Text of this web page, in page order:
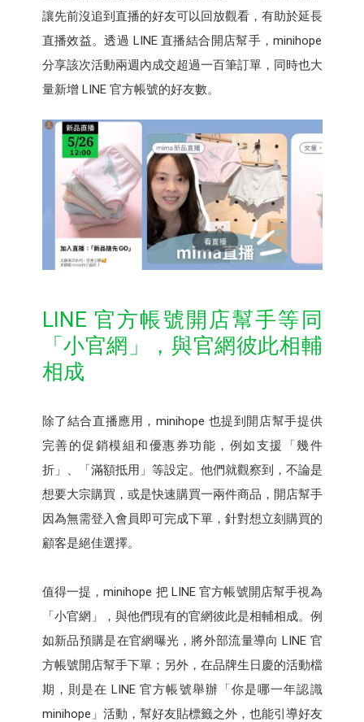
讓先前沒追到直播的好友可以回放觀看，有助於延長
直播效益。透過 LINE 直播結合開店幫手，minihope
分享該次活動兩週內成交超過一百筆訂單，同時也大
量新增 LINE 官方帳號的好友數。
LINE 官方帳號開店幫手等同
「小官網」，與官網彼此相輔
相成
除了結合直播應用，minihope 也提到開店幫手提供
完善的促銷模組和優惠券功能，例如支援「幾件
折」、「滿額抵用」等設定。他們就觀察到，不論是
想要大宗購買，或是快速購買一兩件商品，開店幫手
因為無需登入會員即可完成下單，針對想立刻購買的
顧客是絕佳選擇。
值得一提，minihope 把 LINE 官方帳號開店幫手視為
「小官網」，與他們現有的官網彼此是相輔相成。例
如新品預購是在官網曝光，將外部流量導向 LINE 官
方帳號開店幫手下單；另外，在品牌生日慶的活動檔
期，則是在 LINE 官方帳號舉辦「你是哪一年認識
minihope」活動，幫好友貼標籤之外，也能引導好友